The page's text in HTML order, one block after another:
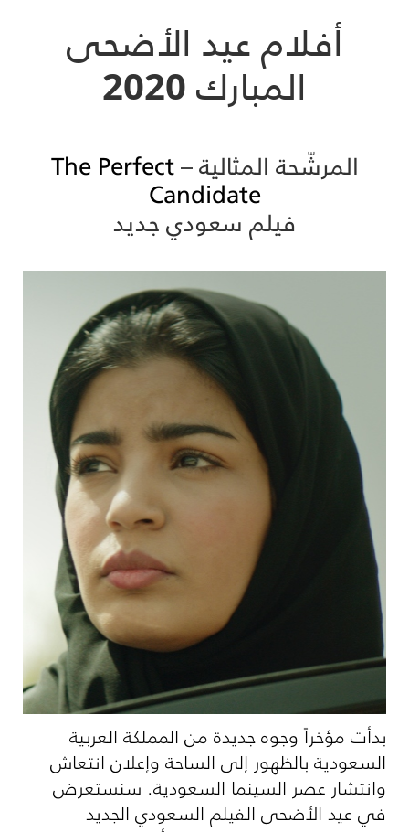
أفلام عيد الأضحى
المبارك 2020
المرشّحة المثالية –The Perfect
Candidate
فيلم سعودي جديد
بدأت مؤخراً وجوه جديدة من المملكة العربية
السعودية بالظهور إلى الساحة وإعلان انتعاش
وانتشار عصر السينما السعودية. سنستعرض
في عيد الأضحى الفيلم السعودي الجديد